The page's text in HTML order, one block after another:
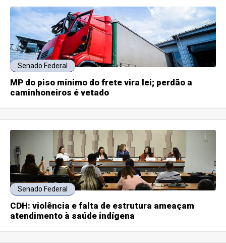
Senado Federal
MP do piso mínimo do frete vira lei; perdão a
caminhoneiros é vetado
Senado Federal
CDH: violência e falta de estrutura ameaçam
atendimento à saúde indígena